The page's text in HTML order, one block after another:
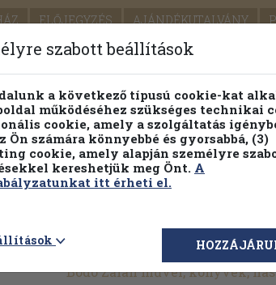
ELŐJEGYZÉS AJÁNDÉKUTALVÁNY
ÁRAINK FENNTARTHATÓ
Részletes kereső Témaköri fa
Bodó Zalán művei, könyvek,
szabott beállítások
a következő típusú cookie-kat
működéséhez szükséges technikai
cookie, amely a szolgáltatás
Ön számára könnyebbé és gyorsabbá, (3)
cookie, amely alapján személyre
kereshetjük meg Önt. A
itt érheti el.